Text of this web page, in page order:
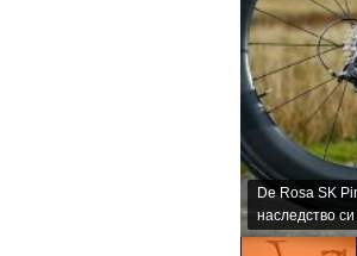
De Rosa SK
наследство